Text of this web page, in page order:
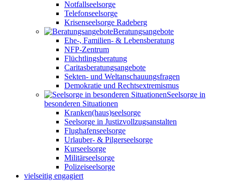
Notfallseelsorge
Telefonseelsorge
Krisenseelsorge Radeberg
Beratungsangebote
Ehe-, Familien- & Lebensberatung
NFP-Zentrum
Flüchtlingsberatung
Caritasberatungsangebote
Sekten- und Weltanschauungsfragen
Demokratie und Rechtsextremismus
Seelsorge in
besonderen Situationen
Kranken(haus)seelsorge
Seelsorge in Justizvollzugsanstalten
Flughafenseelsorge
Urlauber- & Pilgerseelsorge
Kurseelsorge
Militärseelsorge
Polizeiseelsorge
vielseitig engagiert